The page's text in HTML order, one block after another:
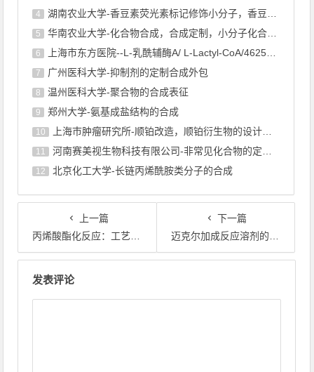
4 湖南农业大学-香豆素荧光素标记修饰小分子，香豆素衍生物的合成
5 华南农业大学-化合物合成，合成定制，小分子化合物的订购
6 上海市东方医院--L-乳酰辅酶A/ L-Lactyl-CoA/4625-32-5/1926 ...
7 广州医科大学-抑制剂的定制合成外包
8 温州医科大学-聚合物的合成表征
9 郑州大学-氨基成盐结构的合成
10 上海巿肿瘤研究所-顺铂改造，顺铂衍生物的设计合成
11 河南赛美视生物科技有限公司-非常见化合物的定制合成，工艺研发
12 北京化工大学-长链丙烯酰胺类分子的合成
上一篇
丙烯酸酯化反应：工艺原理与催化剂选择
下一篇
迈克尔加成反应溶剂的选择：策略与绿色化趋势
发表评论